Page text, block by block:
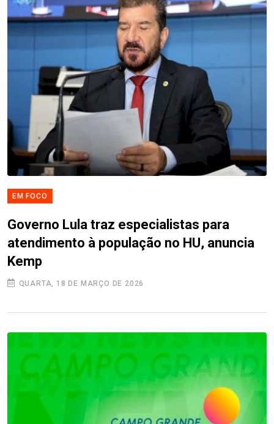
EM FOCO
Governo Lula traz especialistas para
atendimento à população no HU, anuncia
Kemp
QUARTA, 18 DE MARÇO DE 2026